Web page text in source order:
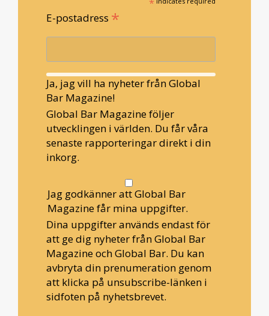
E-postadress *
Ja, jag vill ha nyheter från Global
Bar Magazine!
Global Bar Magazine följer
utvecklingen i världen. Du får våra
senaste rapporteringar direkt i din
inkorg.
Jag godkänner att Global Bar
Magazine får mina uppgifter.
Dina uppgifter används endast för
att ge dig nyheter från Global Bar
Magazine och Global Bar. Du kan
avbryta din prenumeration genom
att klicka på unsubscribe-länken i
sidfoten på nyhetsbrevet.